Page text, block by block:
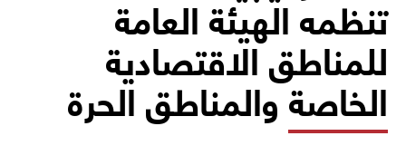
تنظمه الهيئة العامة
للمناطق الاقتصادية
الخاصة والمناطق الحرة